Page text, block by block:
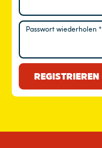
Passwort wiederholen *
REGISTRIEREN